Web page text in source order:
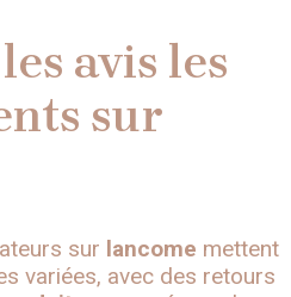
avis les
sur
sur lancome mettent
variées, avec des retours